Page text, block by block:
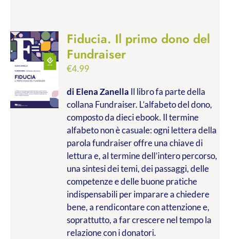
Fiducia. Il primo dono del
Fundraiser
€4.99
di Elena Zanella Il libro fa parte della
collana Fundraiser. L’alfabeto del dono,
composto da dieci ebook. Il termine
alfabeto non è casuale: ogni lettera della
parola fundraiser offre una chiave di
lettura e, al termine dell’intero percorso,
una sintesi dei temi, dei passaggi, delle
competenze e delle buone pratiche
indispensabili per imparare a chiedere
bene, a rendicontare con attenzione e,
soprattutto, a far crescere nel tempo la
relazione con i donatori.